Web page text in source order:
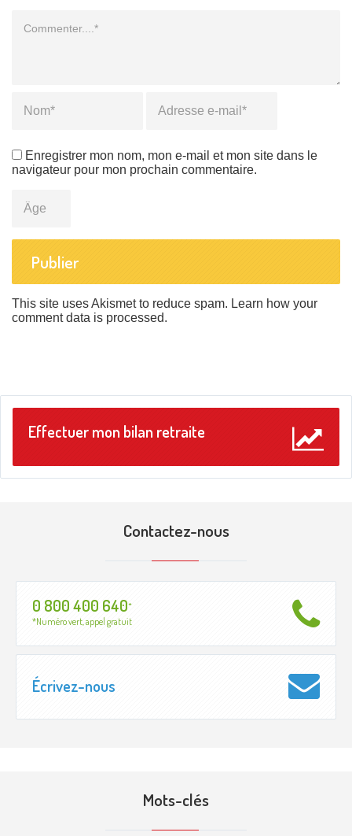
Enregistrer mon nom, mon e-mail et mon site dans le
navigateur pour mon prochain commentaire.
This site uses Akismet to reduce spam. Learn how your
comment data is processed.
Effectuer mon bilan retraite
Contactez-nous
0 800 400 640*
*Numéro vert, appel gratuit
Écrivez-nous
Mots-clés